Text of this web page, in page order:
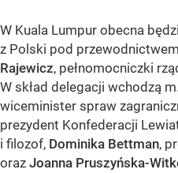
W Kuala Lumpur obecna
z Polski pod
Rajewicz, pełnomocniczki
W skład delegacji wchodzą
wiceminister spraw
prezydent Konfederacji
i filozof, Dominika Bettman,
oraz Joanna Pruszyńska-